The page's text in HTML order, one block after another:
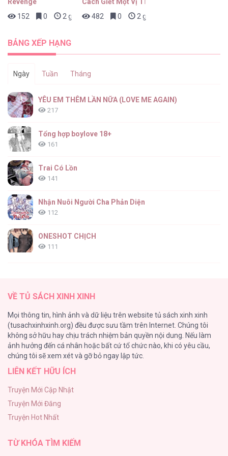
(END) Cộng Sự Bán Thời Gian [...] – Chap 66
(END) Cộng Sự Bán Thời Gian [...] – Chap 62
Revenge
152
0 2 giờ trước
Cách Giết Một Vị Thân
482
0 2 giờ trước
BẢNG XẾP HẠNG
Ngày Tuần Tháng
YÊU EM THÊM LẦN NỮA (LOVE ME AGAIN)
217
Tổng hợp boylove 18+
161
Trai Có Lồn
141
Nhận Nuôi Người Cha Phản Diện
112
ONESHOT CHỊCH
111
98
TUYỂN TẬP: TRAI CÓ LỒN
92
Kiếp Này Ta Sẽ Trở Thành Gia Chủ
Vết Tích Của Ánh Dương
89
VỀ TỦ SÁCH XINH XINH
Mọi thông tin, hình ảnh và dữ liệu trên website tủ sách xinh xinh
(tusachxinhxinh.org) đều được sưu tầm trên Internet. Chúng tôi
không sở hữu hay chịu trách nhiệm bản quyền nội dung. Nếu làm
ảnh hưởng đến cá nhân hoặc bất cứ tổ chức nào, khi có yêu cầu,
chúng tôi sẽ xem xét và gỡ bỏ ngay lập tức.
LIÊN KẾT HỮU ÍCH
Truyện Mới Cập Nhật
Truyện Mới Đăng
Truyện Hot Nhất
TỪ KHÓA TÌM KIẾM